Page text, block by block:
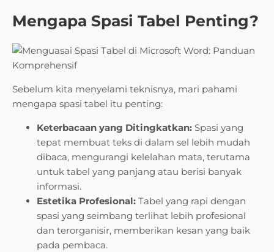
Mengapa Spasi Tabel Penting?
Sebelum kita menyelami teknisnya, mari pahami
mengapa spasi tabel itu penting:
Keterbacaan yang Ditingkatkan: Spasi yang
tepat membuat teks di dalam sel lebih mudah
dibaca, mengurangi kelelahan mata, terutama
untuk tabel yang panjang atau berisi banyak
informasi.
Estetika Profesional: Tabel yang rapi dengan
spasi yang seimbang terlihat lebih profesional
dan terorganisir, memberikan kesan yang baik
pada pembaca.